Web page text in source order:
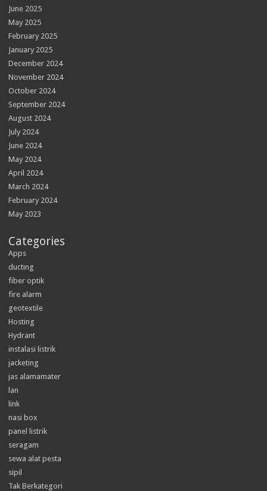
June 2025
May 2025
February 2025
January 2025
December 2024
November 2024
October 2024
September 2024
August 2024
July 2024
June 2024
May 2024
April 2024
March 2024
February 2024
May 2023
Categories
Apps
ducting
fiber optik
fire alarm
geotextile
Hosting
Hydrant
instalasi listrik
jacketing
jas alamamater
lan
link
nasi box
panel listrik
seragam
sewa alat pesta
sipil
Tak Berkategori